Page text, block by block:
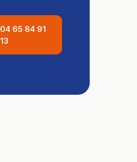
04 65 84 91
13